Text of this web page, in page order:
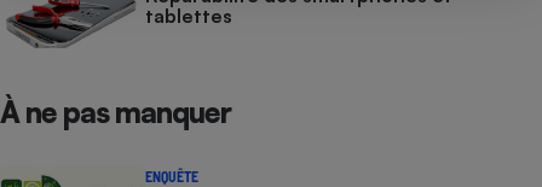
tablettes
À ne pas manquer
ENQUÊTE